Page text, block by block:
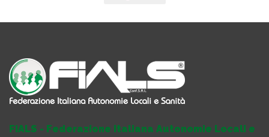
FIALS - Federazione Italiana Autonomie Locali e